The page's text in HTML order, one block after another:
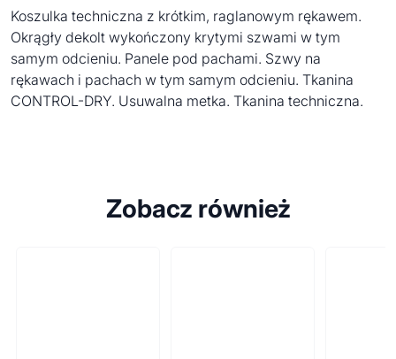
Koszulka techniczna z krótkim, raglanowym rękawem.
Okrągły dekolt wykończony krytymi szwami w tym
samym odcieniu. Panele pod pachami. Szwy na
rękawach i pachach w tym samym odcieniu. Tkanina
CONTROL-DRY. Usuwalna metka. Tkanina techniczna.
Zobacz również